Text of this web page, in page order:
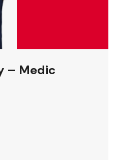
– Medic